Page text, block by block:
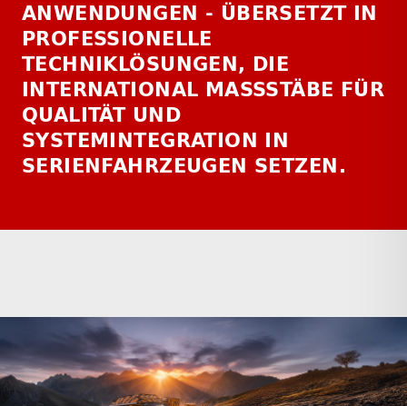
ANWENDUNGEN - ÜBERSETZT IN
PROFESSIONELLE
TECHNIKLÖSUNGEN, DIE
INTERNATIONAL MASSSTÄBE FÜR Q
UALITÄT UND S
YSTEMINTEGRATION IN S
ERIENFAHRZEUGEN SETZEN.